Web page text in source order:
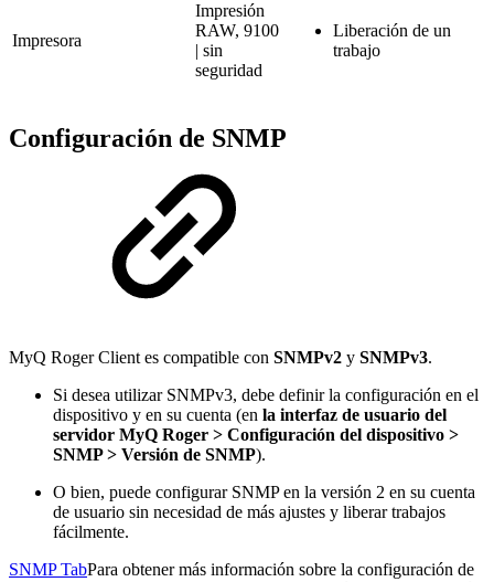
Impresora
Impresión
RAW, 9100
| sin
seguridad
Liberación de un
trabajo
Configuración de SNMP
MyQ Roger Client es compatible con SNMPv2 y SNMPv3.
Si desea utilizar SNMPv3, debe definir la configuración en el
dispositivo y en su cuenta (en la interfaz de usuario del
servidor MyQ Roger > Configuración del dispositivo >
SNMP > Versión de SNMP).
O bien, puede configurar SNMP en la versión 2 en su cuenta
de usuario sin necesidad de más ajustes y liberar trabajos
fácilmente.
SNMP TabPara obtener más información sobre la configuración de